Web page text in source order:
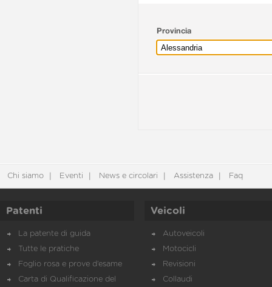
Provincia
Chi siamo Eventi News e circolari Assistenza Faq
Patenti
La patente di guida
Tutte le pratiche
Foglio rosa e prove d’esame
Carta di Qualificazione del
Veicoli
Autoveicoli
Motocicli
Revisioni
Collaudi